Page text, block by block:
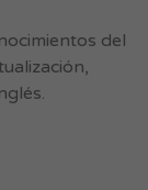
del